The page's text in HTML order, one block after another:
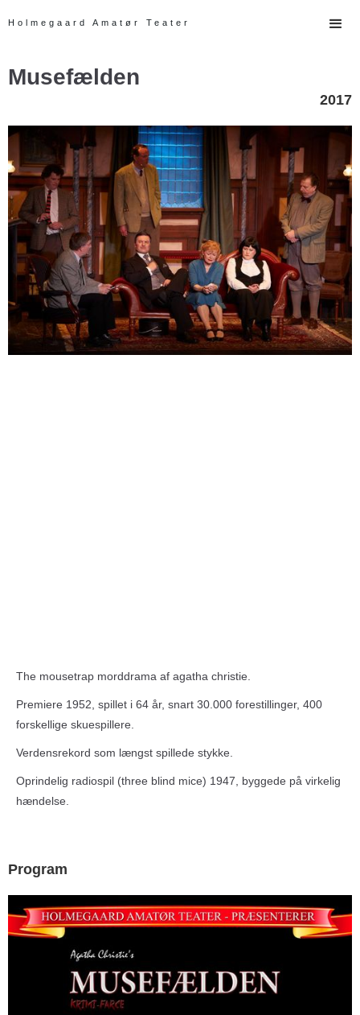
Holmegaard Amatør Teater
Musefælden
2017
The mousetrap morddrama af agatha christie.
Premiere 1952, spillet i 64 år, snart 30.000 forestillinger, 400
forskellige skuespillere.
Verdensrekord som længst spillede stykke.
Oprindelig radiospil (three blind mice) 1947, byggede på virkelig
hændelse.
Program